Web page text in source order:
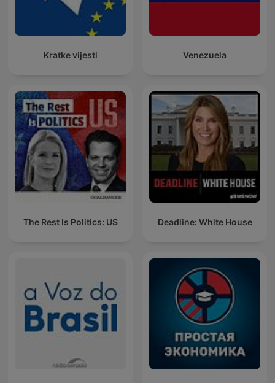
Kratke vijesti Venezuela
The Rest Is Politics: US Deadline: White House